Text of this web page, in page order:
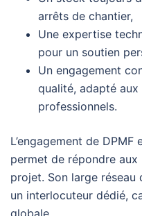
arrêts de chantier,
Une expertise
pour un soutien
Un engagement
qualité, adapté
professionnels.
L’engagement de
permet de répondre aux
projet. Son large
un interlocuteur dédié,